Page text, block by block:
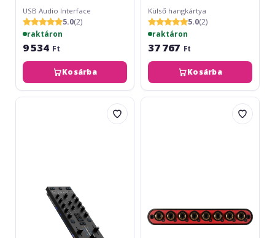
USB Audio Interface
5.0(2)
raktáron
9 534 Ft
Kosárba
Külső hangkártya
5.0(2)
raktáron
37 767 Ft
Kosárba
Native
ESI